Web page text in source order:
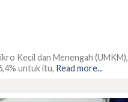
Kecil dan Menengah (UMKM),
untuk itu, Read more...